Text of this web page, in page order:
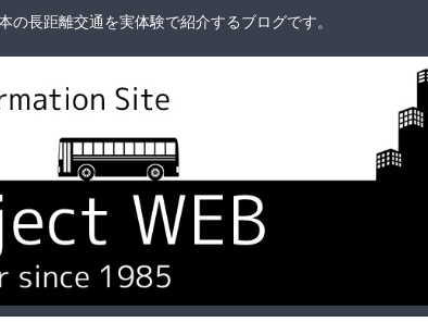
長距離交通を実体験で紹介するブログです。